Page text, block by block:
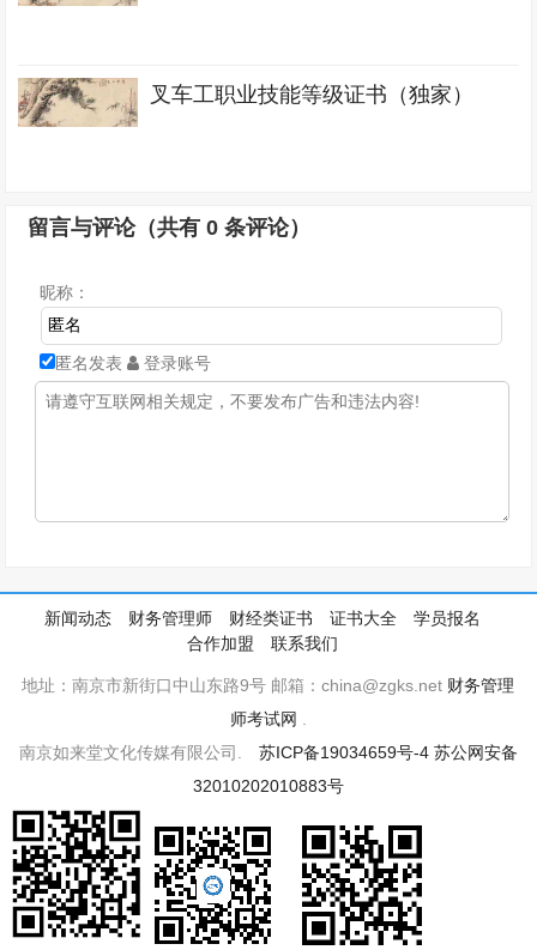
叉车工职业技能等级证书（独家）
留言与评论（共有0 条评论）
昵称：
匿名发表 登录账号
新闻动态 财务管理师 财经类证书 证书大全
学员报名
合作加盟
联系我们
地址：南京市新街口中山东路9号 邮箱：china@zgks.net 财务管理
师考试网
南京如来堂文化传媒有限公司. 苏ICP备19034659号-4 苏公网安备
32010202010883号